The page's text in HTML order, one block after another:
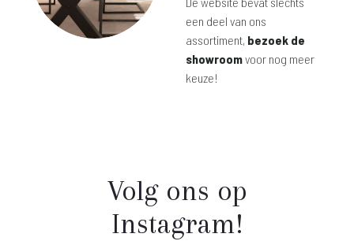
een deel van ons
assortiment, bezoek de
showroomvoor nog meer
keuze!
Volg ons op
Instagram!